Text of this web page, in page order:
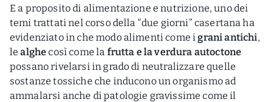
E a proposito di alimentazione e nutrizione, uno dei
temi trattati nel corso della “due giorni” casertana ha
evidenziato in che modo alimenti come igrani antichi,
lealghecosì come la frutta e la verdura autoctone
possano rivelarsi in grado di neutralizzare quelle
sostanze tossiche che inducono un organismo ad
ammalarsi anche di patologie gravissime come il